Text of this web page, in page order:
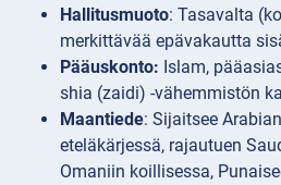
Hallitusmuoto: Tasavalta
merkittävää epävakautta
Pääuskonto: Islam,
shia (zaidi) -vähemmistön
Maantiede: Sijaitsee
eteläkärjessä, rajautuen
Omaniin koillisessa,